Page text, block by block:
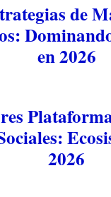
de
en 2026
2026